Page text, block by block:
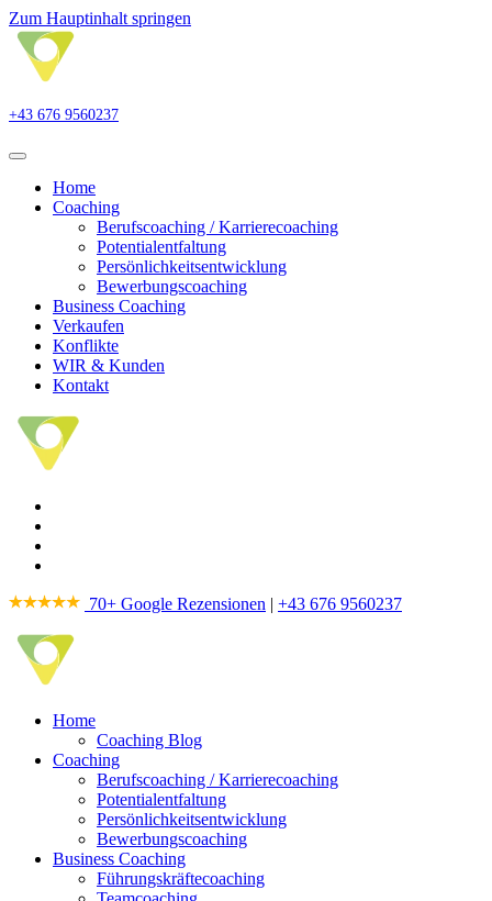
Zum Hauptinhalt springen
+43 676 9560237
Home
Coaching
Berufscoaching / Karrierecoaching
Potentialentfaltung
Persönlichkeitsentwicklung
Bewerbungscoaching
Business Coaching
Verkaufen
Konflikte
WIR & Kunden
Kontakt
70+ Google Rezensionen | +43 676 9560237
Home
Coaching Blog
Coaching
Berufscoaching / Karrierecoaching
Potentialentfaltung
Persönlichkeitsentwicklung
Bewerbungscoaching
Business Coaching
Führungskräftecoaching